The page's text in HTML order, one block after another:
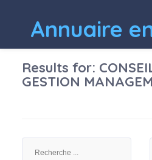
Annuaire
Results for:
GESTION